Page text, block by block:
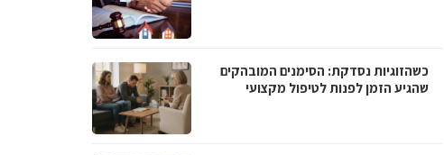
כשהזוגיות נסדקת: הסימנים המובהקים
שהגיע הזמן לפנות לטיפול מקצועי